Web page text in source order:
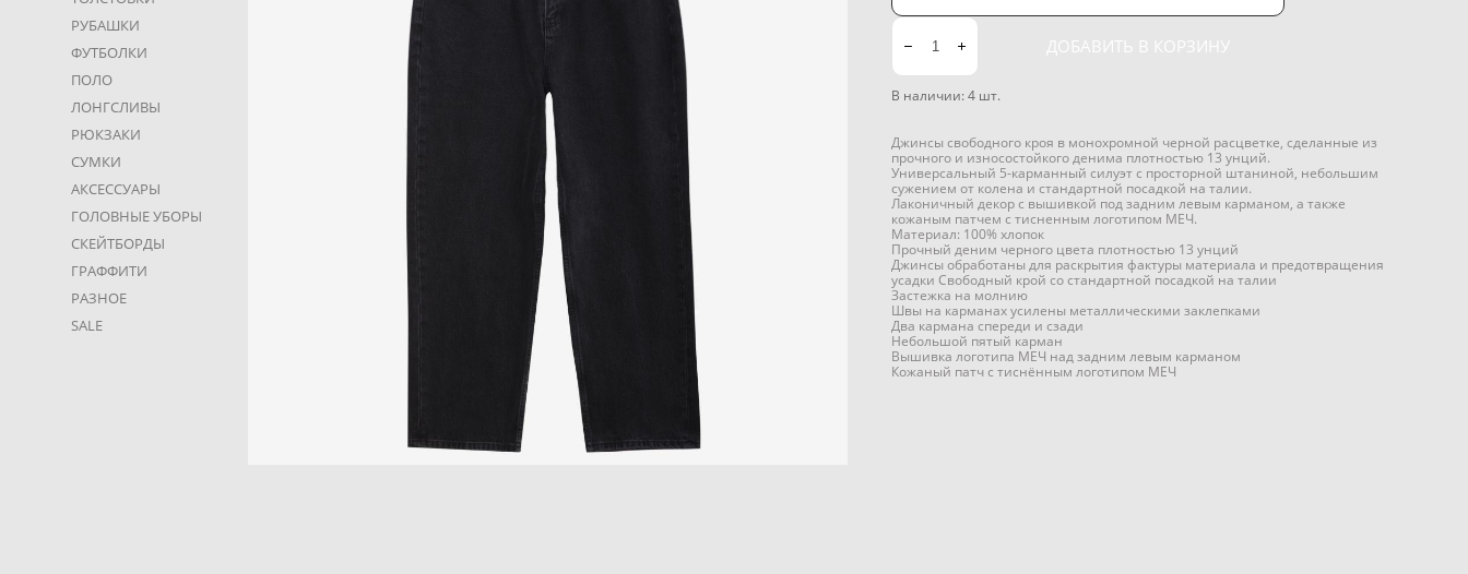
РУБАШКИ
ФУТБОЛКИ
ПОЛО
ЛОНГСЛИВЫ
РЮКЗАКИ
СУМКИ
АКСЕССУАРЫ
ГОЛОВНЫЕ УБОРЫ
СКЕЙТБОРДЫ
ГРАФФИТИ
РАЗНОЕ
SALE
В наличии:4 шт.
ДОБАВИТЬ В КОРЗИНУ
Джинсы свободного кроя в монохромной черной расцветке, сделанные из
прочного и износостойкого денима плотностью 13 унций.
Универсальный 5-карманный силуэт с просторной штаниной, небольшим
сужением от колена и стандартной посадкой на талии.
Лаконичный декор с вышивкой под задним левым карманом, а также
кожаным патчем с тисненным логотипом МЕЧ.
Материал: 100% хлопок
Прочный деним черного цвета плотностью 13 унций
Джинсы обработаны для раскрытия фактуры материала и предотвращения
усадки Свободный крой со стандартной посадкой на талии
Застежка на молнию
Швы на карманах усилены металлическими заклепками
Два кармана спереди и сзади
Небольшой пятый карман
Вышивка логотипа МЕЧ над задним левым карманом
Кожаный патч с тиснённым логотипом МЕЧ